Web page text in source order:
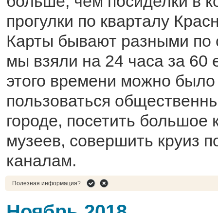
прогулки по кварталу
Карты бывают разными по
мы взяли на 24 часа за 60
этого времени можно было
пользоваться
городе, посетить большое
музеев, совершить круиз
каналам.
Полезная информация?